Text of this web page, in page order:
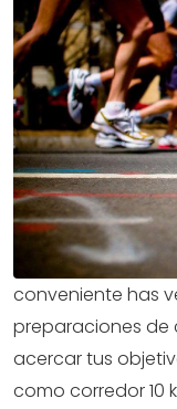
conveniente has
preparaciones de
acercar tus
como corredor 10